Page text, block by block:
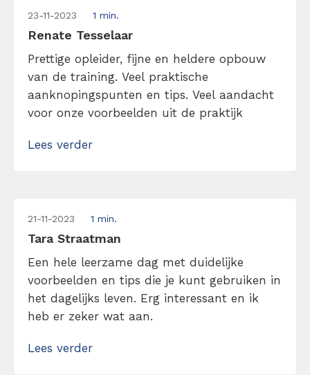
23-11-2023 1 min.
Renate Tesselaar
Prettige opleider, fijne en heldere opbouw
van de training. Veel praktische
aanknopingspunten en tips. Veel aandacht
voor onze voorbeelden uit de praktijk
Lees verder
21-11-2023 1 min.
Tara Straatman
Een hele leerzame dag met duidelijke
voorbeelden en tips die je kunt gebruiken in
het dagelijks leven. Erg interessant en ik
heb er zeker wat aan.
Lees verder